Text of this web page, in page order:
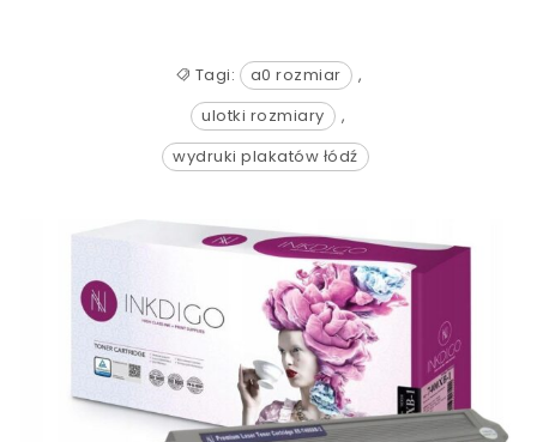
Tagi: a0 rozmiar
,
ulotki rozmiary
,
wydruki plakatów łódź